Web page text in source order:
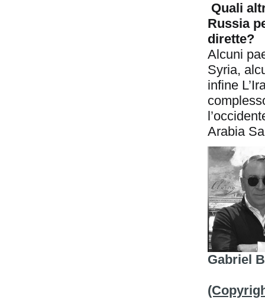
Quali
Russia
dirette?
Alcuni
Syria,
infine
Arabia
Gabriel